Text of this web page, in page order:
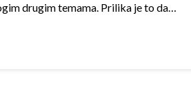
drugim temama. Prilika je to da…